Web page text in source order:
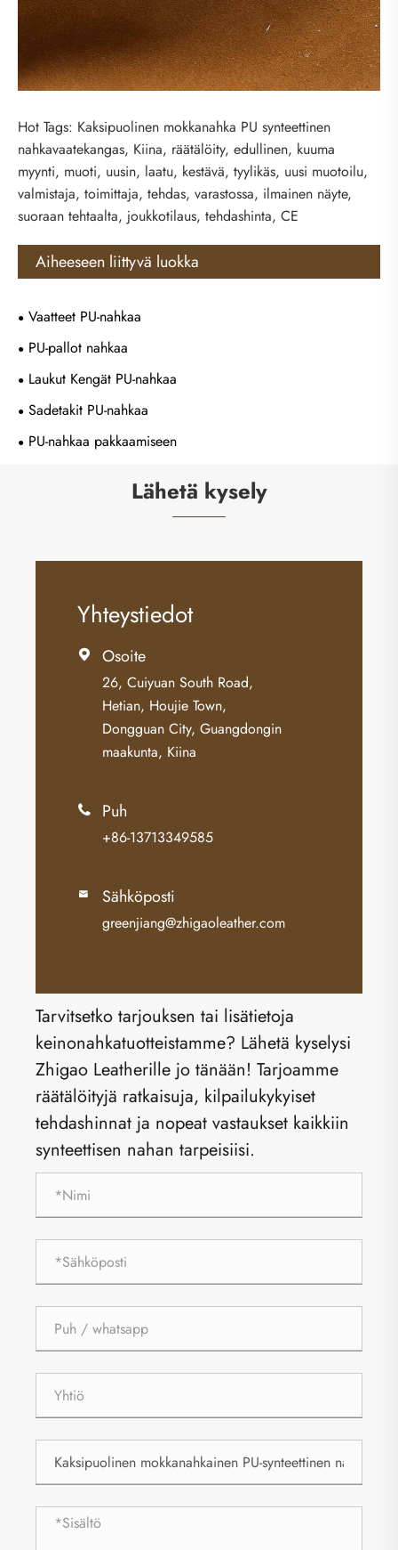
Hot Tags: Kaksipuolinen mokkanahka PU synteettinen
nahkavaatekangas, Kiina, räätälöity, edullinen, kuuma
myynti, muoti, uusin, laatu, kestävä, tyylikäs, uusi muotoilu,
valmistaja, toimittaja, tehdas, varastossa, ilmainen näyte,
suoraan tehtaalta, joukkotilaus, tehdashinta, CE
Aiheeseen liittyvä luokka
Vaatteet PU-nahkaa
PU-pallot nahkaa
Laukut Kengät PU-nahkaa
Sadetakit PU-nahkaa
PU-nahkaa pakkaamiseen
Lähetä kysely
Yhteystiedot
 Osoite
26, Cuiyuan South Road,
Hetian, Houjie Town,
Dongguan City, Guangdongin
maakunta, Kiina
 Puh
+86-13713349585
 Sähköposti
greenjiang@zhigaoleather.com
Tarvitsetko tarjouksen tai lisätietoja
keinonahkatuotteistamme? Lähetä kyselysi
Zhigao Leatherille jo tänään! Tarjoamme
räätälöityjä ratkaisuja, kilpailukykyiset
tehdashinnat ja nopeat vastaukset kaikkiin
synteettisen nahan tarpeisiisi.